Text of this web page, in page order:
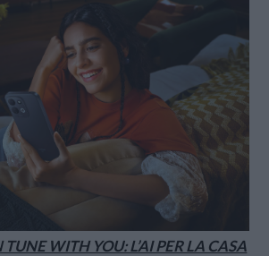
WITH YOU: L’AI PER LA CASA